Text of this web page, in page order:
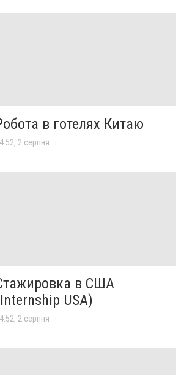
в готелях Китаю
2 серпня
в США
USA)
2 серпня